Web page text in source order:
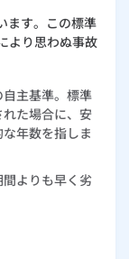
ます。この標準
より思わぬ事故
主基準。標準
た場合に、安
年数を指しま
よりも早く劣